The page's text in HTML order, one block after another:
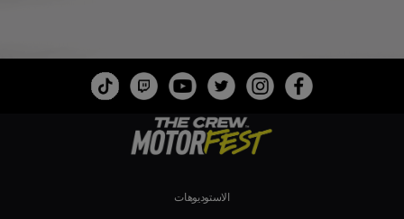
الاستوديوهات